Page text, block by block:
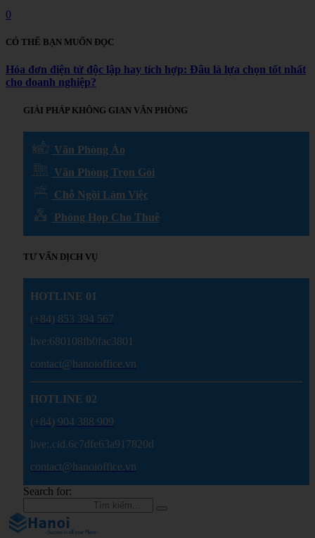
0
CÓ THỂ BẠN MUỐN ĐỌC
Hóa đơn điện tử độc lập hay tích hợp: Đâu là lựa chọn tốt nhất
cho doanh nghiệp?
GIẢI PHÁP KHÔNG GIAN VĂN PHÒNG
Văn Phòng Ảo
Văn Phòng Trọn Gói
Chỗ Ngồi Làm Việc
Phòng Họp Cho Thuê
TƯ VẤN DỊCH VỤ
HOTLINE 01
(+84) 853 394 567
live:680108fb0fac3801
contact@hanoioffice.vn
HOTLINE 02
(+84) 904 388 909
live:.cid.6c7dfe63a917820d
contact@hanoioffice.vn
Search for: